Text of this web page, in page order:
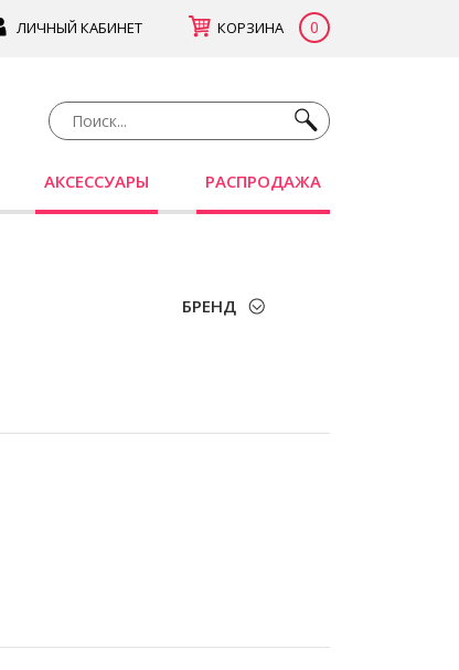
ЛИЧНЫЙ КАБИНЕТ КОРЗИНА 0
АКСЕССУАРЫ РАСПРОДАЖА
БРЕНД